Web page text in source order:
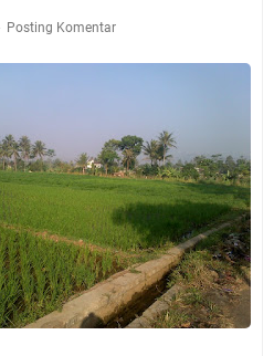
Posting Komentar